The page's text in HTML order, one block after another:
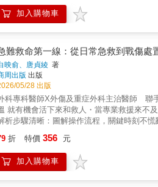
管的垃圾。 11.最該努力積極延緩腎功能衰
伸展的部位 POINT 3 &gt;&gt;&gt; 按摩術＆伸展操，必須搭配進行 ★ 解決8種常見煩
雕塑曲線】：小腹凸出／外八、內八／蘿蔔腿 【防止鬆弛
動作。身體變得非常輕鬆♪ 2. 内田老師的
操，運用零碎時間就能持續做！開始練習的
加入購物車
難救命第一線：從日常急救到戰傷處
映俞、唐貞綾 著
周出版 出版
05/28 出版
科專科醫師X外傷及重症外科主治醫師 聯
就有機會活下來和救人・當專業救援來不
析步驟清晰：圖解操作流程，關鍵時刻不
◎ 如何帶著家人安全撤離與互助◎ 如何建
戰爭最真實的醫療現場。 • 點破島嶼困境
的四大急救核心技術：安全撤離、致命性
折 特價 356 元
加入購物車